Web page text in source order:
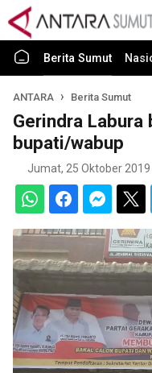
Berita Sumut
ANTARA Berita Sumut
Gerindra
bupati/wabup
Jumat, 25 Oktober 2019